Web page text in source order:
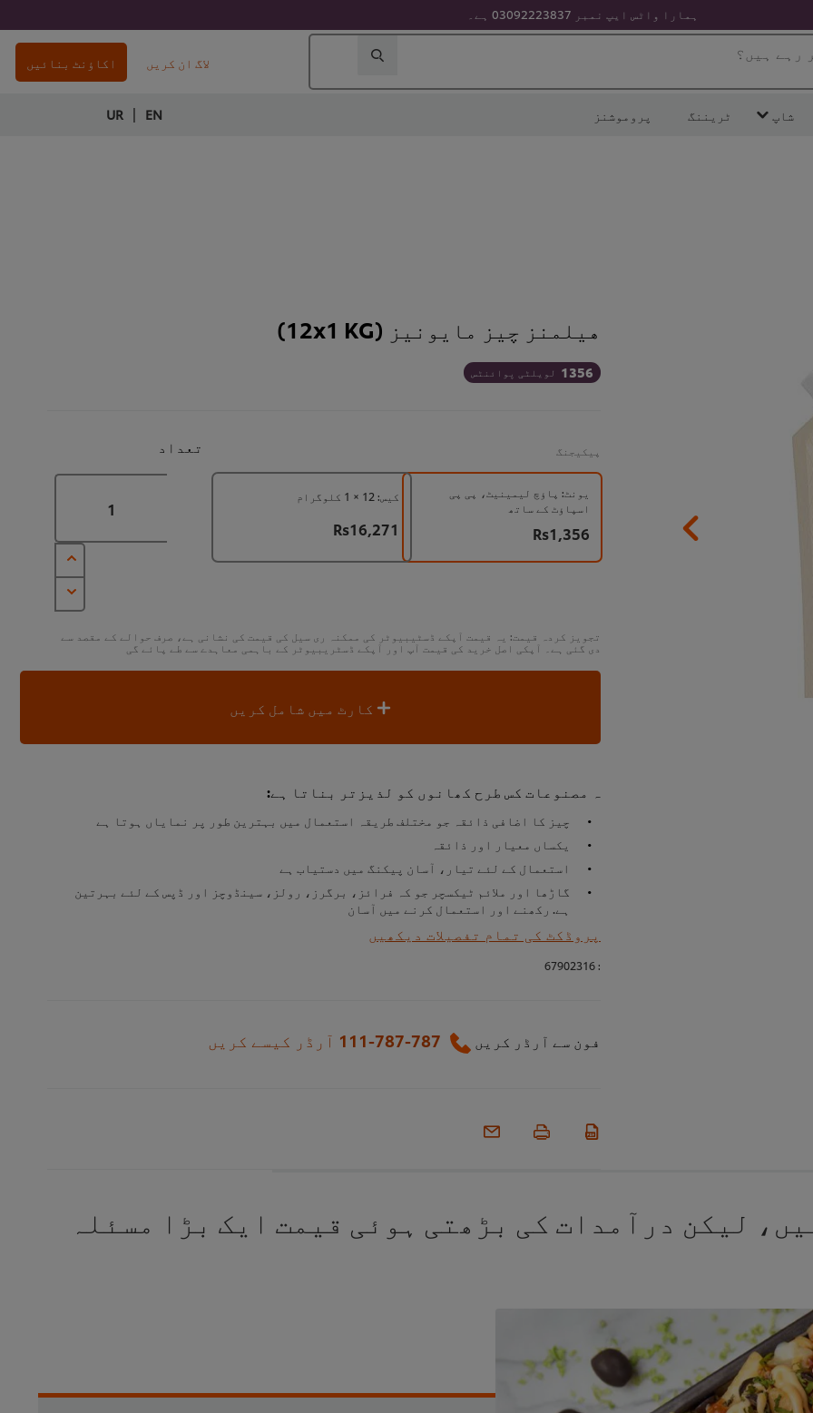
ہمارا واٹس ایپ نمبر 03092223837 ہے۔
رہے ہیں؟ لاگ ان کریں اکاؤنٹ بنائیں
شاپ ٹریننگ پروموشنز EN
|
UR
هيلمنز چیز مایونیز (12x1 KG)
1356 لویلٹی پوائنٹس
پیکیجنگ تعداد
یونٹ: پاؤچ لیمینیٹ، پی پی
اسپاؤٹ کے ساتھ
Rs1,356
کیس: 12 × 1 کلوگرام
Rs16,271
تجویز کردہ قیمت: یہ قیمت آپکے ڈسٹیبیوٹر کی ممکنہ ری سیل کی قیمت کی نشانی ہے، صرف حوالے کے مقصد سے
دی گئی ہے۔ آپکی اصل خرید کی قیمت آپ اور آپکے ڈسٹریبیوٹر کے باہمی معاہدے سے طے پائے گی
ہ مصنوعات کس طرح کھانوں کو لذیزتر بناتا ہے:
چیز کا اضافی ذائقہ جو مختلف طریقہ استعمال میں بہترین طور پر نمایاں ہوتا ہے
یکساں معیار اور ذائقہ
استعمال کے لئے تیار، آسان پیکنگ میں دستیاب ہے
گاڑھا اور ملائم ٹیکسچر جو کہ فرائز، برگرز، رولز، سینڈوچز اور ڈپس کے لئے بہرتین
ہے. رکھنے اور استعمال کرنے میں آسان
پروڈکٹ کی تمام تفصیلات دیکھیں
:
فون سے آرڈر کریں 111-787-787 آرڈر کیسے کریں
لیکن درآمدات کی بڑھتی ہوئی قیمت ایک بڑا مسئلہ